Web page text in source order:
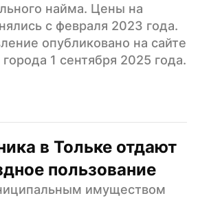
найма. Цены на
с февраля 2023 года.
опубликовано на сайте
1 сентября 2025 года.
в Тольке отдают
пользование
имуществом